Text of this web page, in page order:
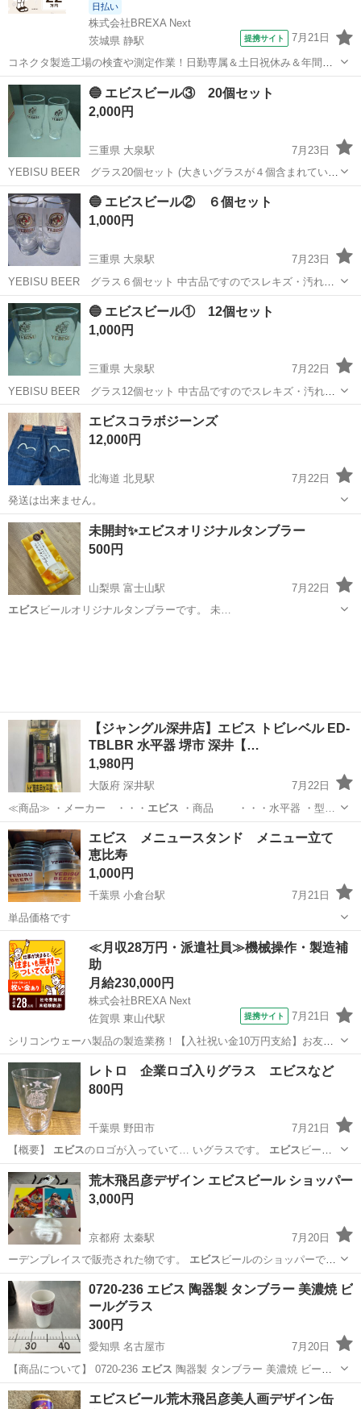
日払い
株式会社BREXA Next
茨城県 静駅
提携サイト 7月21日
コネクタ製造工場の検査や測定作業！日勤専属＆土日祝休み＆年間休
日128日★クリーンルーム内作業★マイカー通勤OK＆無料駐車場あり
★就業先食堂利用可！日払い制度あり！《茨城県常陸大宮市》 人気の
工場のお仕事 ◇コネクタ製造工...
茨城 常陸大宮市 静駅 その他
🔵 エビスビール③ 20個セット
2,000円
三重県 大泉駅
7月23日
YEBISU BEER グラス20個セット (大きいグラスが４個含まれていま
す) 中古品ですのでスレキズ・汚れがありますのでご理解下さい。
三重 いなべ市 大泉駅 食器 グラス
🔵 エビスビール② ６個セット
1,000円
三重県 大泉駅
7月23日
YEBISU BEER グラス６個セット 中古品ですのでスレキズ・汚れが
ありますのでご理解下さい。
三重 いなべ市 大泉駅 食器 エビスビール
🔵 エビスビール① 12個セット
1,000円
三重県 大泉駅
7月22日
YEBISU BEER グラス12個セット 中古品ですのでスレキズ・汚れが
ありますのでご理解下さい。
三重 いなべ市 エビスビール
エビスコラボジーンズ
12,000円
北海道 北見駅
7月22日
発送は出来ません。
北海道 北見市 北見駅 服/ファッション
未開封✨エビスオリジナルタンブラー
500円
山梨県 富士山駅
7月22日
エビス ビールオリジナルタンブラーです。 未…
【ジャングル深井店】エビス トビレベル ED-
TBLBR 水平器 堺市 深井【…
1,980円
大阪府 深井駅
7月22日
≪商品≫ ・メーカー ・・・ エビス ・商品 ・・・水平器 ・型…
大阪 堺市 深井駅 ジャングル
エビス メニュースタンド メニュー立て
恵比寿
1,000円
千葉県 小倉台駅
7月21日
単品価格です
千葉 千葉市 小倉台駅 その他
≪月収28万円・派遣社員≫機械操作・製造補
助
月給230,000円
株式会社BREXA Next
佐賀県 東山代駅
提携サイト 7月21日
シリコンウェーハ製品の製造業務！【入社祝い金10万円支給】お友達
やカップルとの応募OK◎年間休日129日＆休出なしでプライベート充
実♪業務はクリーンルームで快適作業◎自社正社員登用制度あり★1食
300円～の格安食堂あり！《佐...
佐賀 伊万里市 東山代駅 その他
レトロ 企業ロゴ入りグラス エビスなど
800円
千葉県 野田市
7月21日
【概要】 エビスのロゴが入っていて… いグラスです。 エビス ビー
ル サッポロビ…
千葉 野田市 ノベルティグッズ リボンシトロン
荒木飛呂彦デザイン エビスビール ショッパー
3,000円
京都府 太秦駅
7月20日
ーデンプレイスで販売された物です。 エビス ビールのショッパーで
す。 暗所にて保…
京都 京都市 その他 エビスビール
0720-236 エビス 陶器製 タンブラー 美濃焼 ビ
ールグラス
300円
愛知県 名古屋市
7月20日
【商品について】 0720-236 エビス 陶器製 タンブラー 美濃焼 ビー
ル…
愛知 名古屋市 食器 エビス
エビスビール荒木飛呂彦美人画デザイン缶